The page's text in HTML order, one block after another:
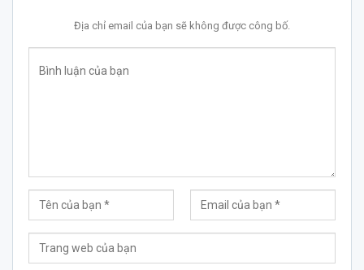
Địa chỉ email của bạn sẽ không được công bố.